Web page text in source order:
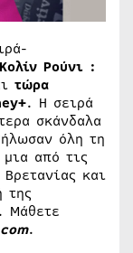
Ρούνι :
τώρα
. Η σειρά
σκάνδαλα
όλη τη
από τις
και
της
Μάθετε
.